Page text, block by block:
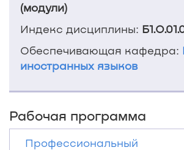
(модули)
Индекс дисциплины:
Обеспечивающая кафедра:
иностранных языков
Рабочая программа
Профессиональный